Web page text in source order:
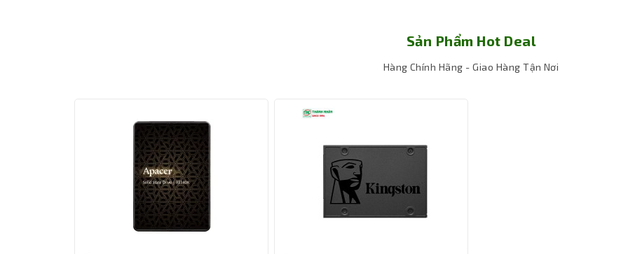
Hệ thống kết nối đầy đủ – Hỗ trợ mở rộng linh hoạt
Bộ nguồn được trang bị các đầu nối tiêu chuẩn:
Sản Phẩm Hot Deal
Hàng Chính Hãng - Giao Hàng Tận Nơi